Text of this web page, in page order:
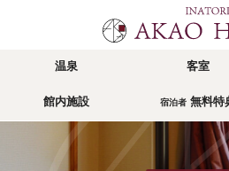
温泉 客室
館内施設 宿泊者 無料特